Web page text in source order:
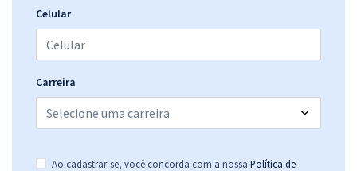
Celular
Carreira
Ao cadastrar-se, você concorda com a nossa Política de